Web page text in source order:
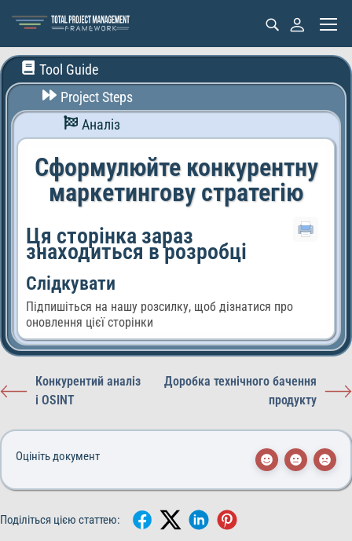
Tool Guide
Project Steps
Аналіз
Сформулюйте конкурентну
маркетингову стратегію
Ця сторінка зараз
знаходиться в розробці
Слідкувати
Підпишіться на нашу розсилку, щоб дізнатися про
оновлення цієї сторінки
Конкурентий аналіз
і OSINT
Доробка технічного бачення
продукту
Оцініть документ
Поділіться цією статтею: